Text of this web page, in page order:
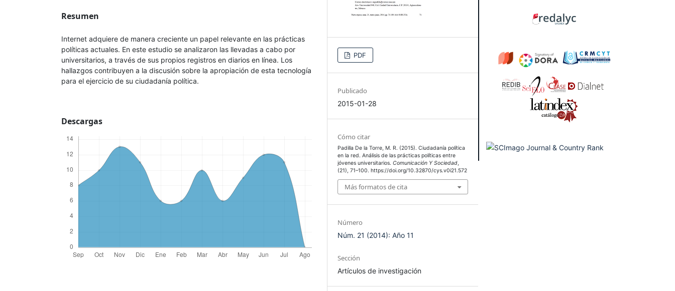
Resumen
Internet adquiere de manera creciente un papel relevante en las prácticas
políticas actuales. En este estudio se analizaron las llevadas a cabo por
universitarios, a través de sus propios registros en diarios en línea. Los
hallazgos contribuyen a la discusión sobre la apropiación de esta tecnología
para el ejercicio de su ciudadanía política.
Descargas
PDF
Publicado
2015-01-28
Cómo citar
Padilla De la Torre, M. R. (2015). Ciudadanía política
en la red. Análisis de las prácticas políticas entre
jóvenes universitarios.Comunicación Y Sociedad,
(21), 71–100. https://doi.org/10.32870/cys.v0i21.572
Más formatos de cita
Número
Núm. 21 (2014): Año 11
Sección
Artículos de investigación